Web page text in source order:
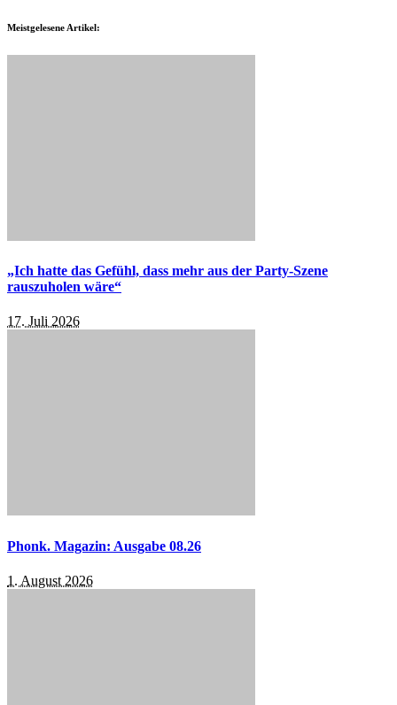
Meistgelesene Artikel:
„Ich hatte das Gefühl, dass mehr aus der Party-Szene
rauszuholen wäre“
17. Juli 2026
Phonk. Magazin: Ausgabe 08.26
1. August 2026